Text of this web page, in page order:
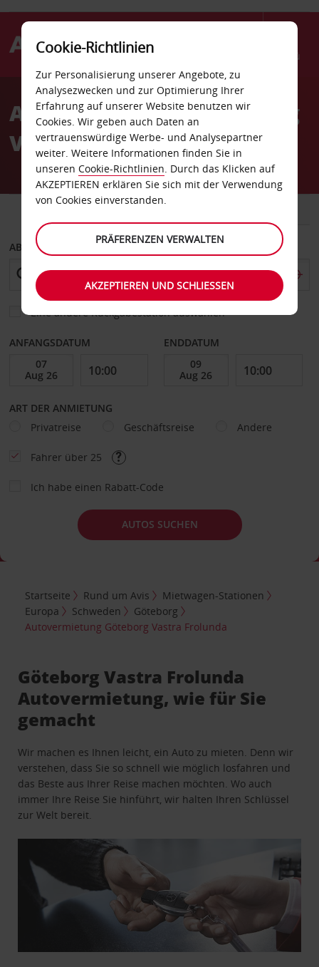
Menü
AvisAutovermietung Göteborg
Vastra Frolunda
ABHOLEN VON
Eine andere Rückgabestation auswählen
ANFANGSDATUM ENDDATUM
ART DER ANMIETUNG
Privatreise
Geschäftsreise Andere
Fahrer über 25
Ich habe einen Rabatt-Code
AUTOS SUCHEN
Startseite Rund um Avis
Mietwagen-Stationen
Europa
Schweden
Göteborg
Autovermietung Göteborg Vastra Frolunda
Göteborg Vastra Frolunda
Autovermietung, wie für Sie
gemacht
Wir machen es Ihnen leicht, ein Auto zu mieten. Denn wir
verstehen, dass Sie so schnell wie möglich losfahren und
das Beste aus Ihrer Reise machen möchten. Wo auch
immer Ihre Reise Sie hinführt, wir halten Ihren Schlüssel
zur Welt bereit.
Cookie-Richtlinien
Zur Personalisierung unserer Angebote, zu
Analysezwecken und zur Optimierung Ihrer
Erfahrung auf unserer Website benutzen wir
Cookies. Wir geben auch Daten an
vertrauenswürdige Werbe- und Analysepartner
weiter. Weitere Informationen finden Sie in
unseren Cookie-Richtlinien. Durch das Klicken auf
AKZEPTIEREN erklären Sie sich mit der Verwendung
von Cookies einverstanden.
PRÄFERENZEN VERWALTEN
AKZEPTIEREN UND SCHLIESSEN